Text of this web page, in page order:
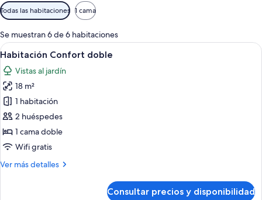
Filtros
disponibles
para
las
habitaciones
Todas las habitaciones 1 cama
Se muestran 6 de 6 habitaciones
Abrir
todas
las
fotos
de
Habitación
Confort
doble
Un área de piscina con sillones de
10
Habitación Confort doble
Vistas al jardín
18 m²
1 habitación
2 huéspedes
1 cama doble
Wifi gratis
Ver más detalles
Más
Consultar precios y disponibilidad